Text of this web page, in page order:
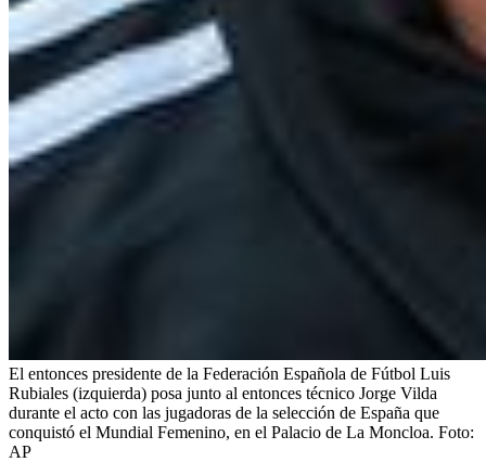
El entonces presidente de la Federación Española de Fútbol Luis
Rubiales (izquierda) posa junto al entonces técnico Jorge Vilda
durante el acto con las jugadoras de la selección de España que
conquistó el Mundial Femenino, en el Palacio de La Moncloa. Foto:
AP